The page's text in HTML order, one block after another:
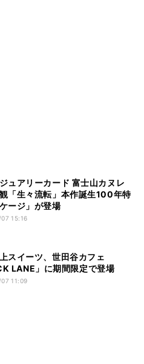
ジュアリーカード 富士山カヌレ
「生々流転」本作誕生100年特
ージ」が登場
15:16
スイーツ、世田谷カフェ
LANE」に期間限定で登場
11:09